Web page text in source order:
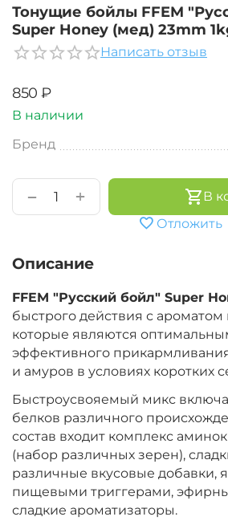
Тонущие бойлы FFEM
Super Honey (мед) 23mm
Написать отзыв
‍850‍ ₽
В наличии
Бренд
+
−
В
Отложить
Описание
FFEM "Русский бойл" Super
быстрого действия с ароматом
которые являются
эффективного
и амуров в условиях коротких
Быстроусвояемый микс
белков различного
состав входит комплекс
(набор различных зерен),
различные вкусовые добавки,
пищевыми триггерами,
сладкие ароматизаторы.